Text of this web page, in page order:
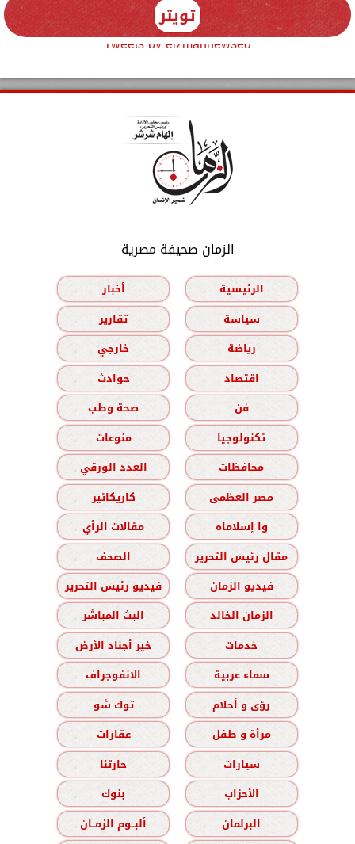
تويتر
Tweets by elzmannewseg
الزمان صحيفة مصرية
الرئيسية
أخبار
سياسة
تقارير
رياضة
خارجي
اقتصاد
حوادث
فن
صحة وطب
تكنولوجيا
منوعات
محافظات
العدد الورقي
مصر العظمى
كاريكاتير
وا إسلاماه
مقالات الرأي
مقال رئيس التحرير
الصحف
فيديو الزمان
فيديو رئيس التحرير
الزمان الخالد
البث المباشر
خدمات
خير أجناد الأرض
سماء عربية
الانفوجراف
رؤى و أحلام
توك شو
مرأة و طفل
عقارات
سيارات
حارتنا
الأحزاب
بنوك
البرلمان
ألبــوم الزمــان